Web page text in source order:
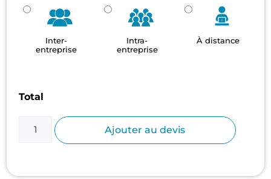
Inter-
entreprise
Intra-
entreprise
À distance
Total
Ajouter au devis